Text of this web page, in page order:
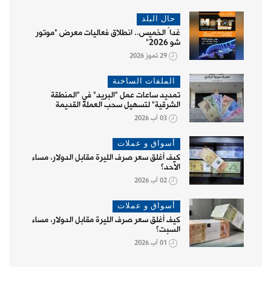
حال البلد
غداً الخميس.. انطلاق فعاليات معرض "موتور
شو 2026"
29 تموز 2026
الملفات الساخنة
تمديد ساعات عمل "البريد" في "المنطقة
الشرقية" لتسهيل سحب العملة القديمة
03 آب 2026
أسواق و عملات
كيف أغلق سعر صرف الليرة مقابل الدولار، مساء
الأحد؟
02 آب 2026
أسواق و عملات
كيف أغلق سعر صرف الليرة مقابل الدولار، مساء
السبت؟
01 آب 2026